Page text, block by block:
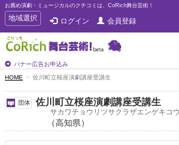
お薦め演劇・ミュージカルのクチコミは、CoRich舞台芸術！
T
o
g
g
e
n
a
v
i
a
t
地域選択 ログイン 会員登録
バナー広告お申込み
HOME 佐川町立桜座演劇講座受講生
団体 佐川町立桜座演劇講座受講生
サカワチョウリツサクラザエンゲキコ
（高知県）